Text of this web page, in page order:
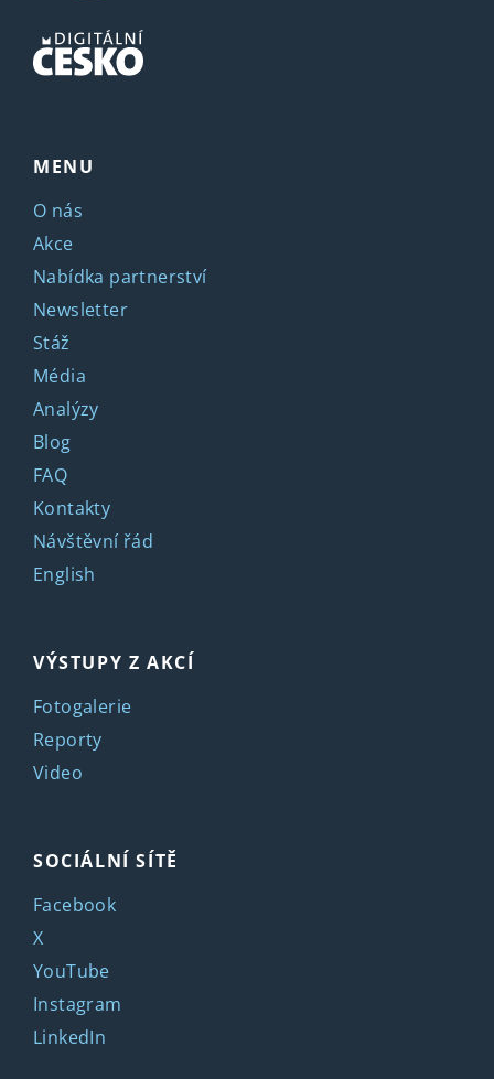
MENU
O nás
Akce
Nabídka partnerství
Newsletter
Stáž
Média
Analýzy
Blog
FAQ
Kontakty
Návštěvní řád
English
VÝSTUPY Z AKCÍ
Fotogalerie
Reporty
Video
SOCIÁLNÍ SÍTĚ
Facebook
X
YouTube
Instagram
LinkedIn